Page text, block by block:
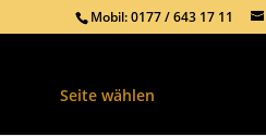
Mobil: 0177 / 643 17 11
Seite wählen